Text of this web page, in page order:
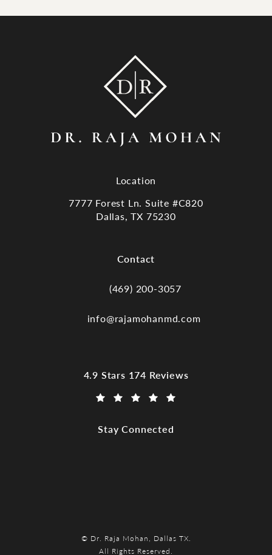
Location
7777 Forest Ln. Suite #C820
Dallas, TX 75230
Contact
Call Dr. Raja Mohan, Dallas TX on
(469) 200-3057
info@rajamohanmd.com
Dr. Raja Mohan, Dallas TX reviews:
4.9 Stars 174 Reviews
Stay Connected
© Dr. Raja Mohan, Dallas TX.
All Rights Reserved.